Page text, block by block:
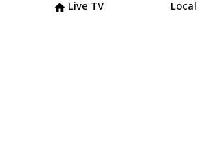
home Live TV Local